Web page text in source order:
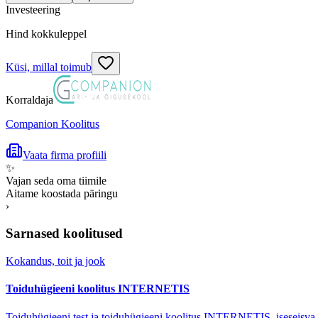
Investeering
Hind kokkuleppel
Küsi, millal toimub
Korraldaja
Companion Koolitus
Vaata firma profiili
✨
Vajan seda oma tiimile
Aitame koostada päringu
›
Sarnased koolitused
Kokandus, toit ja jook
Toiduhügieeni koolitus INTERNETIS